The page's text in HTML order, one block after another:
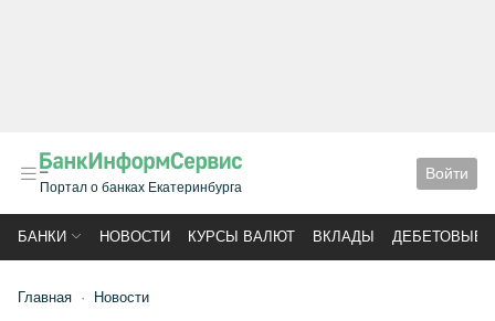
Портал о банках Екатеринбурга
Войти
БАНКИ НОВОСТИ КУРСЫ ВАЛЮТ ВКЛАДЫ ДЕБЕТОВЫЕ
Главная Новости